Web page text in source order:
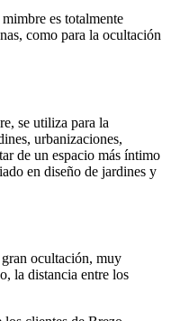
es totalmente
como para la ocultación
se utiliza para la
urbanizaciones,
de un espacio más íntimo
en diseño de jardines y
ocultación, muy
la distancia entre los